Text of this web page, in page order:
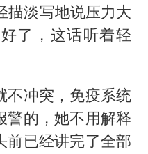
描淡写地说压力大
了，这话听着轻
不冲突，免疫系统
警的，她不用解释
前已经讲完了全部